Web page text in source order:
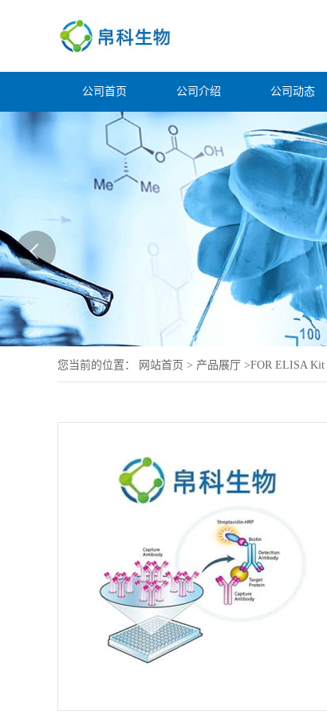
公司首页 公司介绍 公司动态
您当前的位置： 网站首页 > 产品展厅 >FOR ELISA Kit